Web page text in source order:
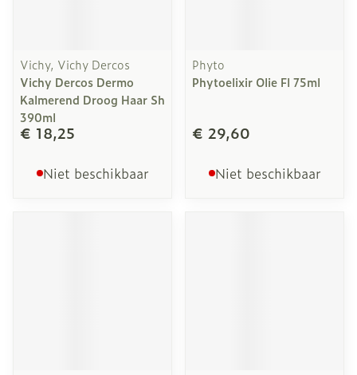
Vichy, Vichy Dercos
Vichy Dercos Dermo
Kalmerend Droog Haar Sh
390ml
€ 18,25
Niet beschikbaar
Phyto
Phytoelixir Olie Fl 75ml
€ 29,60
Niet beschikbaar